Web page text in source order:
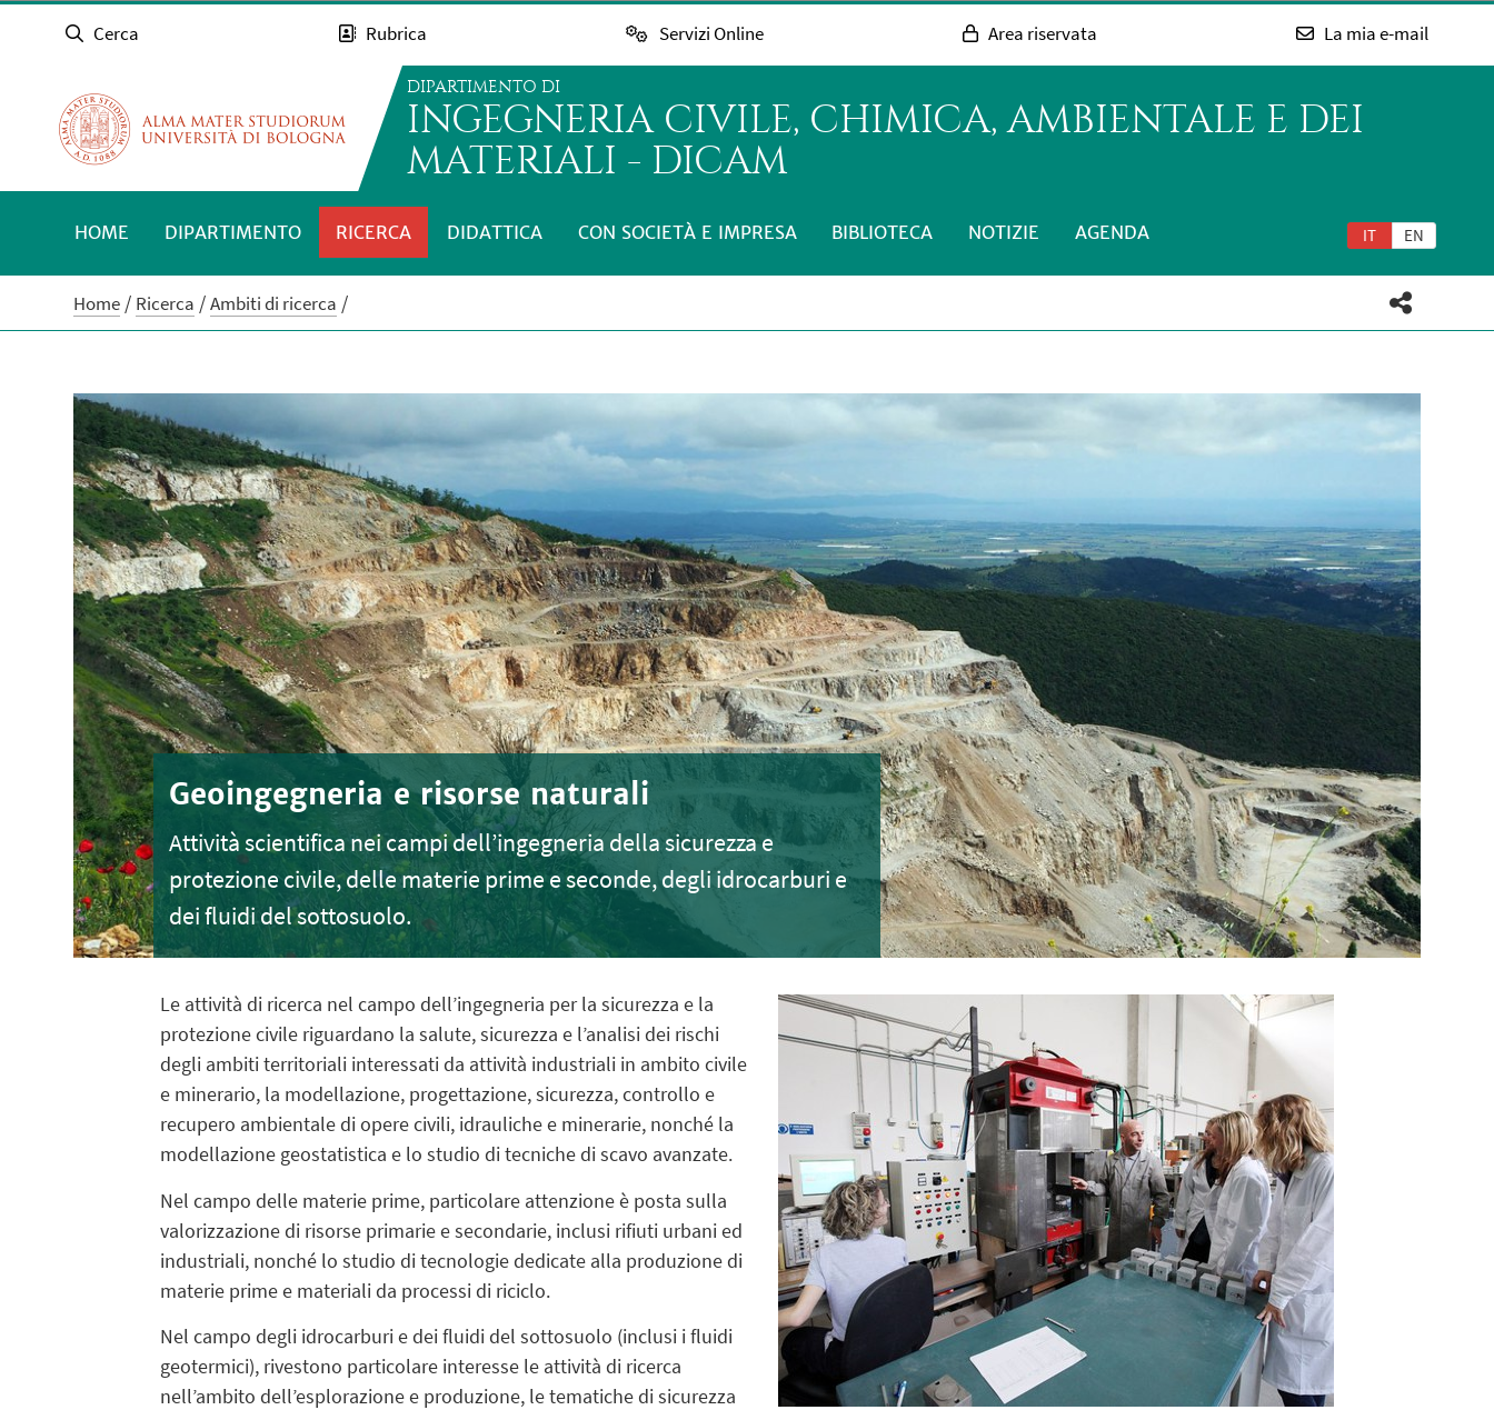
Cerca Rubrica Servizi Online Area riservata La mia e-mail
DIPARTIMENTO DI
INGEGNERIA CIVILE, CHIMICA, AMBIENTALE E DEI
MATERIALI - DICAM
IT EN
HOME DIPARTIMENTO RICERCA DIDATTICA CON SOCIETÀ E IMPRESA BIBLIOTECA NOTIZIE AGENDA
Home Ricerca Ambiti di ricerca
Geoingegneria e risorse naturali
Attività scientifica nei campi dell’ingegneria della sicurezza e
protezione civile, delle materie prime e seconde, degli idrocarburi e
dei fluidi del sottosuolo.
Le attività di ricerca nel campo dell’ingegneria per la sicurezza e la
protezione civile riguardano la salute, sicurezza e l’analisi dei rischi
degli ambiti territoriali interessati da attività industriali in ambito civile
e minerario, la modellazione, progettazione, sicurezza, controllo e
recupero ambientale di opere civili, idrauliche e minerarie, nonché la
modellazione geostatistica e lo studio di tecniche di scavo avanzate.
Nel campo delle materie prime, particolare attenzione è posta sulla
valorizzazione di risorse primarie e secondarie, inclusi rifiuti urbani ed
industriali, nonché lo studio di tecnologie dedicate alla produzione di
materie prime e materiali da processi di riciclo.
Nel campo degli idrocarburi e dei fluidi del sottosuolo (inclusi i fluidi
geotermici), rivestono particolare interesse le attività di ricerca
nell’ambito dell’esplorazione e produzione, le tematiche di sicurezza